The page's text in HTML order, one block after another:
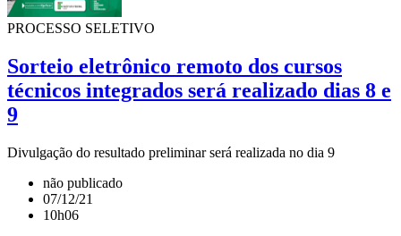
PROCESSO SELETIVO
Sorteio eletrônico remoto dos cursos
técnicos integrados será realizado dias 8 e
9
Divulgação do resultado preliminar será realizada no dia 9
não publicado
07/12/21
10h06